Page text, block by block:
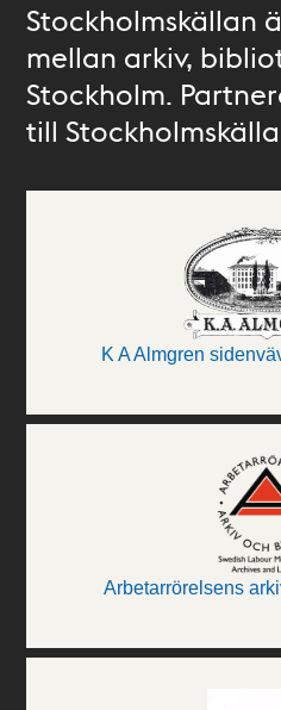
Stockholmskällan
mellan arkiv,
Stockholm.
till
K A Almgren
Arbetarrörelsens